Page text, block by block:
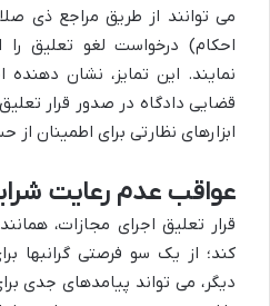
می توانند از طریق مراجع ذی
احکام) درخواست لغو تعلیق را
نمایند. این تمایز، نشان دهنده
قضایی دادگاه در صدور قرار
ابزارهای نظارتی برای اطمینان
عواقب عدم رعایت
قرار تعلیق اجرای مجازات،
کند؛ از یک سو فرصتی گرانبها
دیگر، می تواند پیامدهای جدی